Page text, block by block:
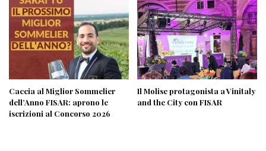
Caccia al Miglior Sommelier
dell’Anno FISAR: aprono le
iscrizioni al Concorso 2026
Il Molise protagonista a Vinitaly
and the City con FISAR